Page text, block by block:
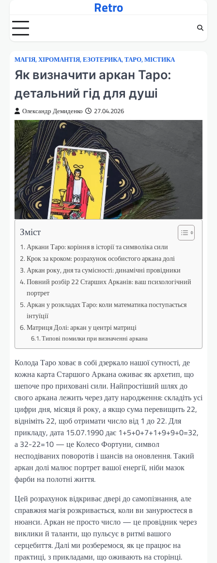
вмісту
Retro
МАГІЯ, ХІРОМАНТІЯ, ЕЗОТЕРИКА, ТАРО, МІСТИКА
Як визначити аркан Таро:
детальний гід для душі
Олександр Демиденко 27.04.2026
Зміст
Аркани Таро: коріння в історії та символіка сили
Крок за кроком: розрахунок особистого аркана долі
Аркан року, дня та сумісності: динамічні провідники
Повний розбір 22 Старших Арканів: ваш психологічний
портрет
Аркан у розкладах Таро: коли математика поступається
інтуїції
Матриця Долі: аркан у центрі матриці
Типові помилки при визначенні аркана
Колода Таро ховає в собі дзеркало нашої сутності, де
кожна карта Старшого Аркана оживає як архетип, що
шепоче про приховані сили. Найпростіший шлях до
свого аркана лежить через дату народження: складіть усі
цифри дня, місяця й року, а якщо сума перевищить 22,
відніміть 22, щоб отримати число від 1 до 22. Для
прикладу, дата 15.07.1990 дає 1+5+0+7+1+9+9+0=32,
а 32-22=10 — це Колесо Фортуни, символ
несподіваних поворотів і шансів на оновлення. Такий
аркан долі малює портрет вашої енергії, ніби мазок
фарби на полотні життя.
Цей розрахунок відкриває двері до самопізнання, але
справжня магія розкривається, коли ви занурюєтеся в
нюанси. Аркан не просто число — це провідник через
виклики й таланти, що пульсує в ритмі вашого
серцебиття. Далі ми розберемося, як це працює на
практиці, з прикладами, що оживають на сторінці.